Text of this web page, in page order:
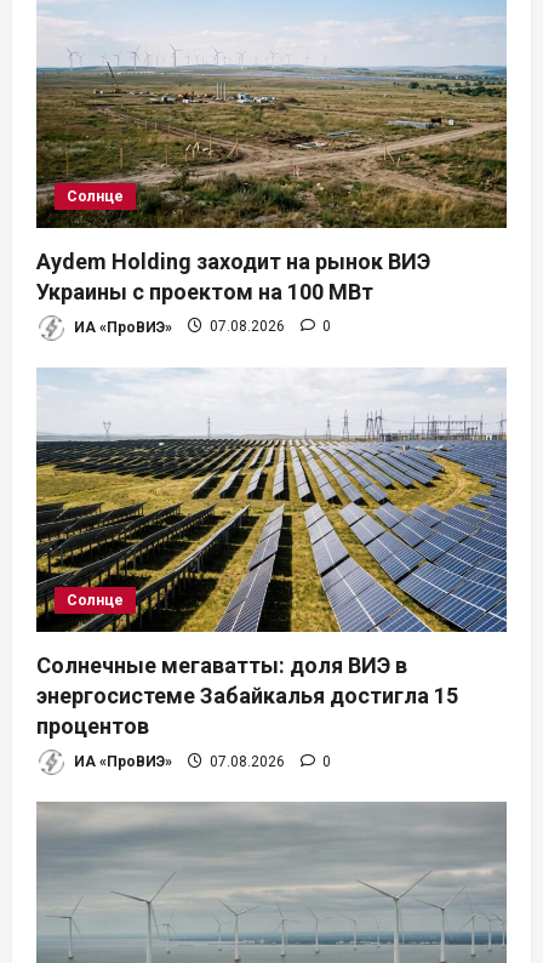
Солнце
Aydem Holding заходит на рынок ВИЭ
Украины с проектом на 100 МВт
ИА «ПроВИЭ» 07.08.2026 0
Солнце
Солнечные мегаватты: доля ВИЭ в
энергосистеме Забайкалья достигла 15
процентов
ИА «ПроВИЭ» 07.08.2026 0